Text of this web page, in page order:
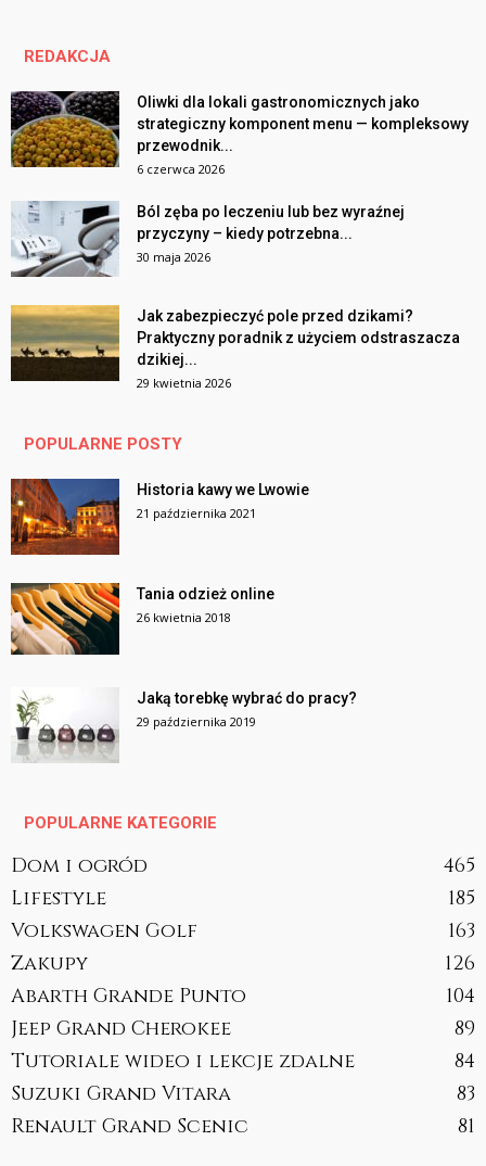
REDAKCJA
Oliwki dla lokali gastronomicznych jako
strategiczny komponent menu — kompleksowy
przewodnik...
6 czerwca 2026
Ból zęba po leczeniu lub bez wyraźnej
przyczyny – kiedy potrzebna...
30 maja 2026
Jak zabezpieczyć pole przed dzikami?
Praktyczny poradnik z użyciem odstraszacza
dzikiej...
29 kwietnia 2026
POPULARNE POSTY
Historia kawy we Lwowie
21 października 2021
Tania odzież online
26 kwietnia 2018
Jaką torebkę wybrać do pracy?
29 października 2019
POPULARNE KATEGORIE
Dom i ogród
465
Lifestyle
185
Volkswagen Golf
163
Zakupy
126
Abarth Grande Punto
104
Jeep Grand Cherokee
89
Tutoriale wideo i lekcje zdalne
84
Suzuki Grand Vitara
83
Renault Grand Scenic
81